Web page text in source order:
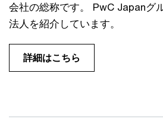
会社の総称です。 PwC Japanグ
法人を紹介しています。
詳細はこちら